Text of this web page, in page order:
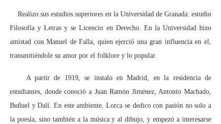
Realizo sus estudios superiores en la Universidad de Granada: estudio
Filosofía y Letras y se Licencio en Derecho. En la Universidad hizo
amistad con Manuel de Falla, quien ejerció una gran influencia en el,
transmitiéndole su amor por el folklore y lo popular.
A partir de 1919, se instalo en Madrid, en la residencia de
estudiantes, donde conoció a Juan Ramón Jiménez, Antonio Machado,
Buñuel y Dalí. En este ambiente, Lorca se dedico con pasión no solo a
la poesía, sino también a la música y al dibujo, y empezó a interesarse